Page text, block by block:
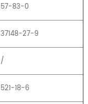
57-83-0
37148-27-9
/
521-18-6